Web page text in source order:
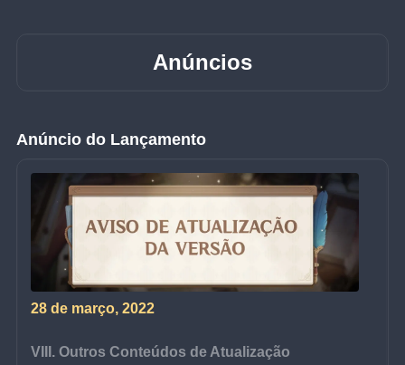
Anúncios
Anúncio do Lançamento
28 de março, 2022
VIII. Outros Conteúdos de Atualização